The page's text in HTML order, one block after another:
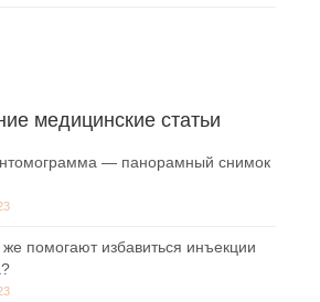
медицинские статьи
— панорамный снимок
же помогают избавиться инъекции